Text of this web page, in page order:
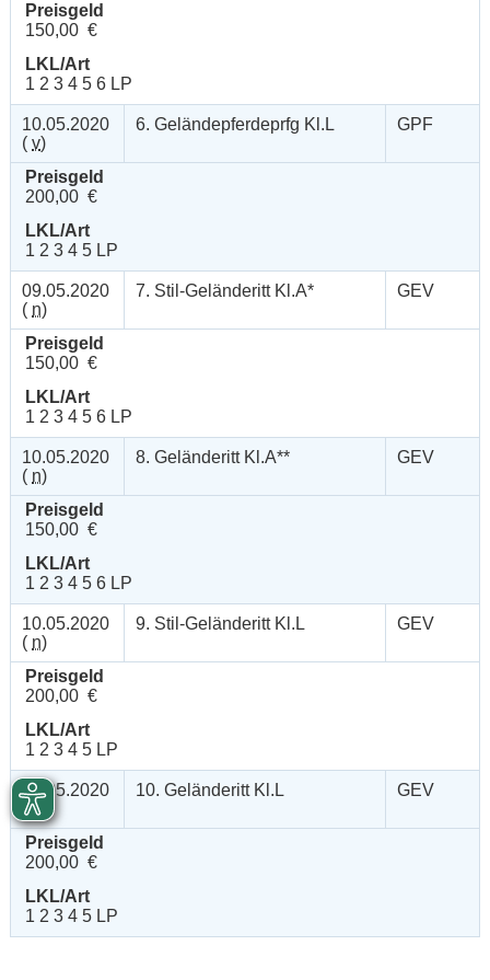
Preisgeld
150,00 €
LKL/Art
1 2 3 4 5 6 LP
10.05.2020
( v)
6. Geländepferdeprfg Kl.L GPF
Preisgeld
200,00 €
LKL/Art
1 2 3 4 5 LP
09.05.2020
( n)
7. Stil-Geländeritt Kl.A* GEV
Preisgeld
150,00 €
LKL/Art
1 2 3 4 5 6 LP
10.05.2020
( n)
8. Geländeritt Kl.A** GEV
Preisgeld
150,00 €
LKL/Art
1 2 3 4 5 6 LP
10.05.2020
( n)
9. Stil-Geländeritt Kl.L GEV
Preisgeld
200,00 €
LKL/Art
1 2 3 4 5 LP
09.05.2020
(n
10. Geländeritt Kl.L GEV
Preisgeld
200,00 €
LKL/Art
1 2 3 4 5 LP